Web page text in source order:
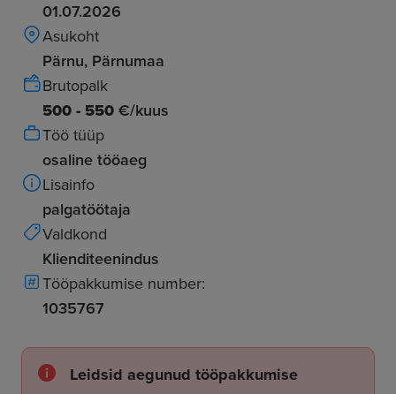
01.07.2026
Asukoht
Pärnu, Pärnumaa
Brutopalk
500 - 550 €/kuus
Töö tüüp
osaline tööaeg
Lisainfo
palgatöötaja
Valdkond
Klienditeenindus
Tööpakkumise number:
1035767
Leidsid aegunud tööpakkumise